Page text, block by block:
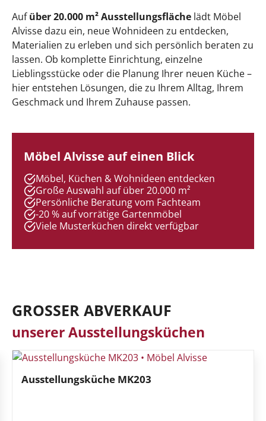
Aufüber 20.000 m² Ausstellungsfläche lädt Möbel
Alvisse dazu ein, neue Wohnideen zu entdecken,
Materialien zu erleben und sich persönlich beraten zu
lassen. Ob komplette Einrichtung, einzelne
Lieblingsstücke oder die Planung Ihrer neuen Küche –
hier entstehen Lösungen, die zu Ihrem Alltag, Ihrem
Geschmack und Ihrem Zuhause passen.
Möbel Alvisse auf einen Blick
Möbel, Küchen & Wohnideen entdecken
Große Auswahl auf über 20.000 m²
Persönliche Beratung vom Fachteam
-20 % auf vorrätige Gartenmöbel
Viele Musterküchen direkt verfügbar
GROSSER ABVERKAUF
unserer Ausstellungsküchen
Ausstellungsküche MK203